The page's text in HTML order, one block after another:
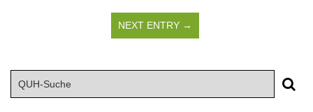
NEXT ENTRY →